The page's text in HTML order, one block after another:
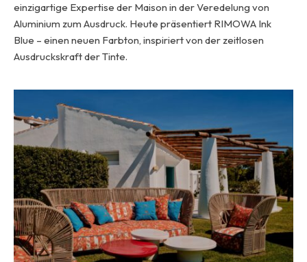
einzigartige Expertise der Maison in der Veredelung von
Aluminium zum Ausdruck. Heute präsentiert RIMOWA Ink
Blue – einen neuen Farbton, inspiriert von der zeitlosen
Ausdruckskraft der Tinte.